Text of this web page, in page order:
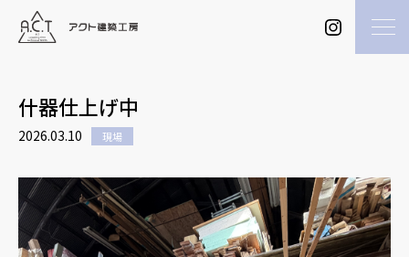
什器仕上げ中
2026.03.10 現場